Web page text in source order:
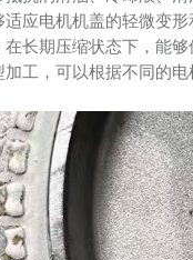
应电机机盖的轻微变
长期压缩状态下，能
工，可以根据不同的